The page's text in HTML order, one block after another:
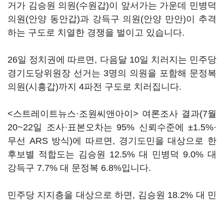
거가 김승원 의원(수원갑)이 앞서가는 가운데 민병덕
의원(안양 동안갑)과 강득구 의원(안양 만안)이 추격
하는 구도로 치열한 경쟁을 벌이고 있습니다.
26일 정치권에 따르면, 다음달 10일 치러지는 민주당
경기도당위원장 선거는 3명의 의원을 포함해 문정복
의원(시흥갑)까지 4파전 구도로 치러집니다.
<스트레이트뉴스·조원씨앤아이> 여론조사 결과(7월
20~22일 조사·표본오차는 95% 신뢰수준에 ±1.5%·
무선 ARS 방식)에 따르면, 경기도민을 대상으로 한
후보별 적합도는 김승원 12.5% 대 민병덕 9.0% 대
강득구 7.7% 대 문정복 6.8%입니다.
민주당 지지층을 대상으로 하면, 김승원 18.2% 대 민